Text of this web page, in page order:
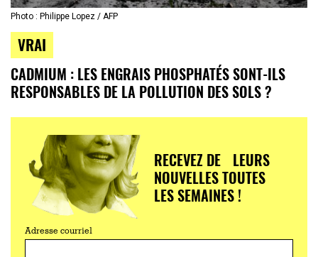
Photo : Philippe Lopez / AFP
VRAI
CADMIUM : LES ENGRAIS PHOSPHATÉS SONT-ILS
RESPONSABLES DE LA POLLUTION DES SOLS ?
RECEVEZ DE LEURS
NOUVELLES TOUTES
LES SEMAINES !
Adresse courriel